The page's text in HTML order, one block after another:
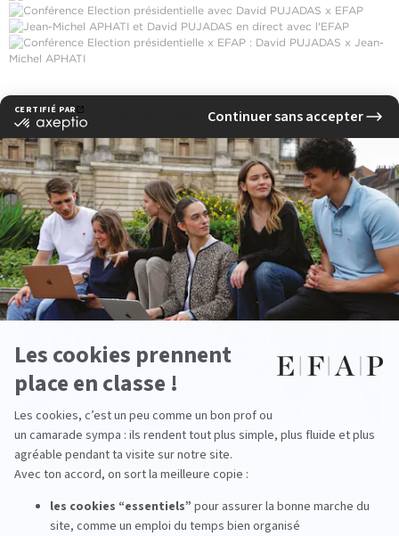
Next news ›
See other news
The Next Generation of Event Innovators at
EFAP
read more